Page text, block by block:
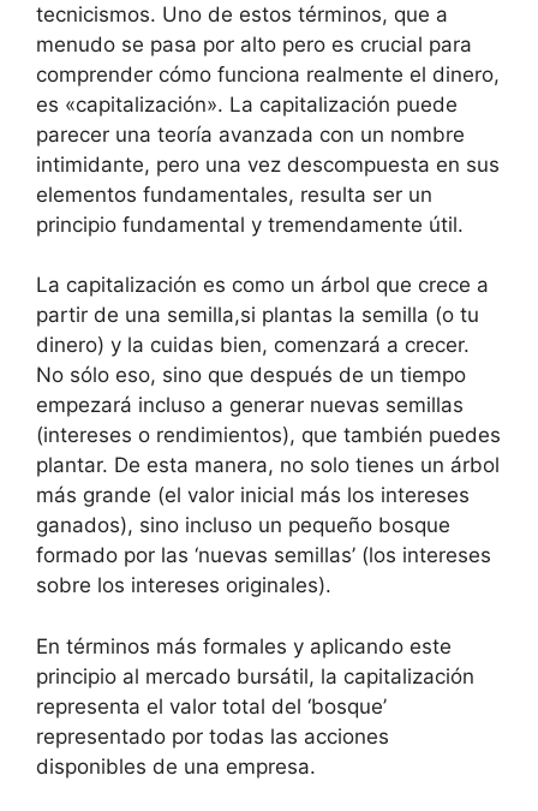
tecnicismos. Uno de estos términos, que a
menudo se pasa por alto pero es crucial para
comprender cómo funciona realmente el dinero,
es «capitalización». La capitalización puede
parecer una teoría avanzada con un nombre
intimidante, pero una vez descompuesta en sus
elementos fundamentales, resulta ser un
principio fundamental y tremendamente útil.
La capitalización es como un árbol que crece a
partir de una semilla,si plantas la semilla (o tu
dinero) y la cuidas bien, comenzará a crecer.
No sólo eso, sino que después de un tiempo
empezará incluso a generar nuevas semillas
(intereses o rendimientos), que también puedes
plantar. De esta manera, no solo tienes un árbol
más grande (el valor inicial más los intereses
ganados), sino incluso un pequeño bosque
formado por las ‘nuevas semillas’ (los intereses
sobre los intereses originales).
En términos más formales y aplicando este
principio al mercado bursátil, la capitalización
representa el valor total del ‘bosque’
representado por todas las acciones
disponibles de una empresa.